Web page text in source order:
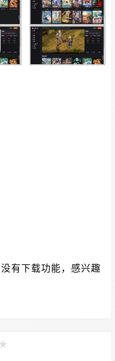
有下载功能，感兴趣
★